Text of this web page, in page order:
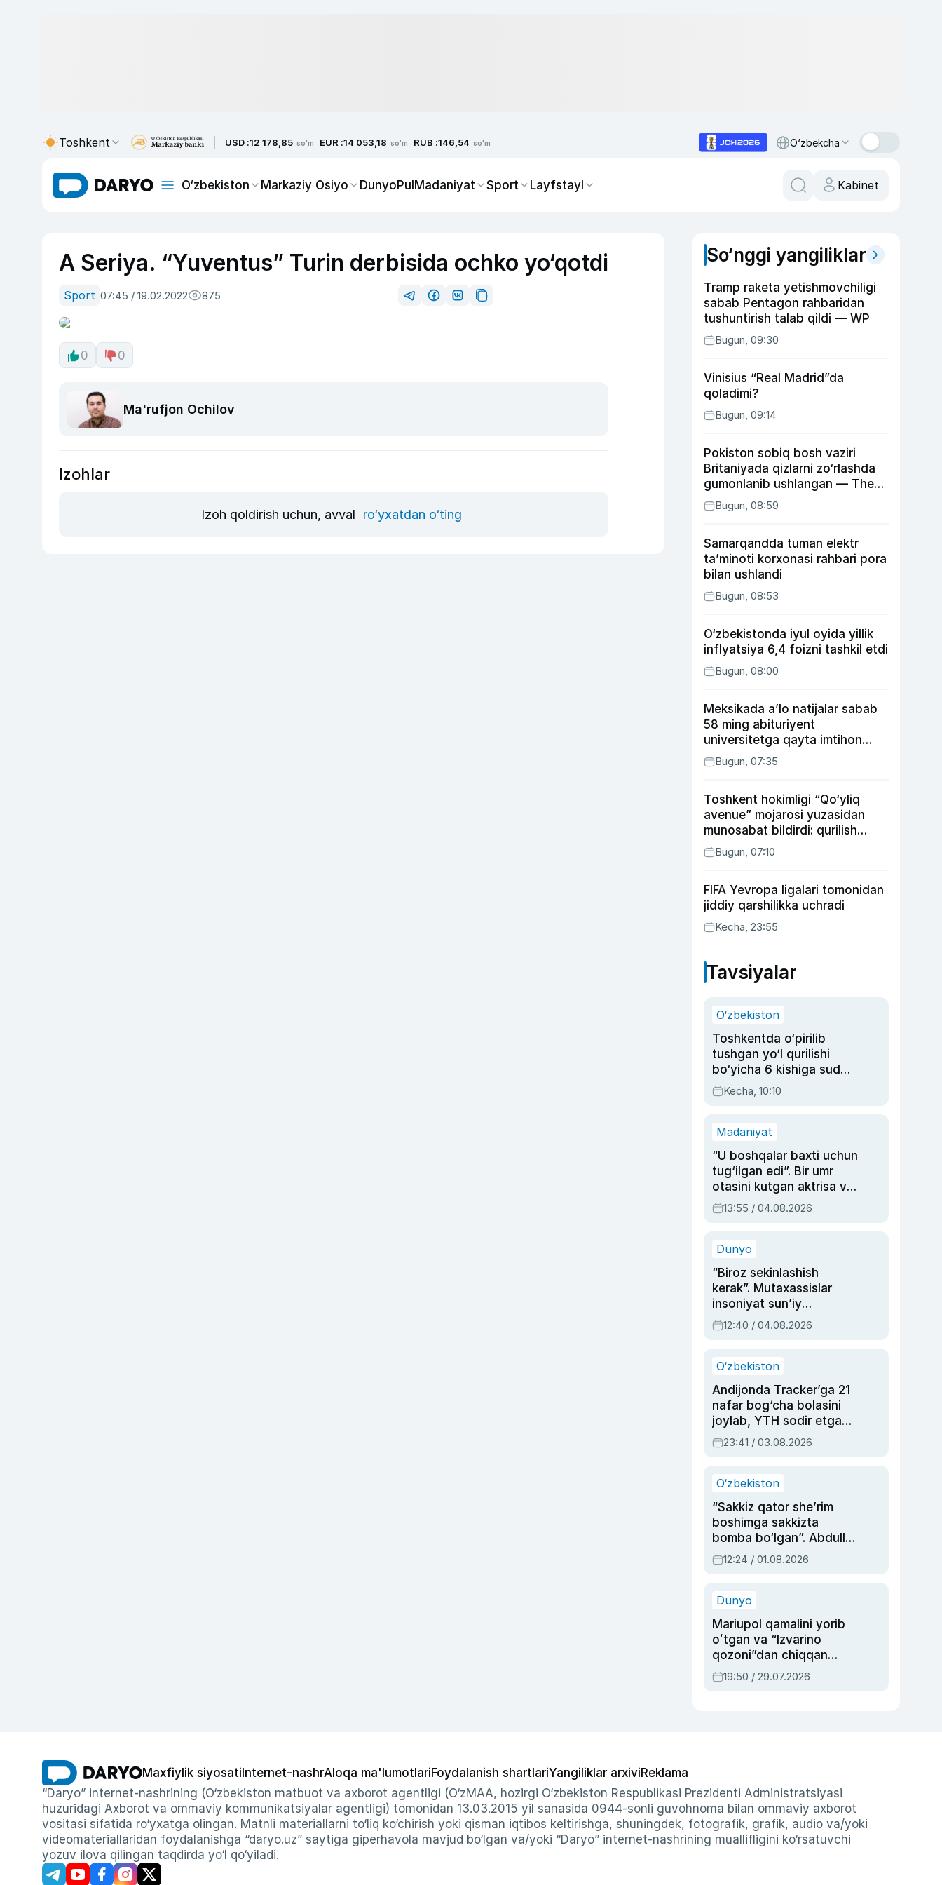
Toshkent USD :12 178,85 so'm EUR :14 053,18 so'm RUB :146,54 so'm O‘zbekcha
O‘zbekiston Markaziy Osiyo DunyoPulMadaniyat Sport Layfstayl Kabinet
A Seriya. “Yuventus” Turin derbisida ochko yo‘qotdi
Sport 07:45 / 19.02.2022 875
0 0
Ma'rufjon Ochilov
Izohlar
Izoh qoldirish uchun, avval ro‘yxatdan o‘ting
So‘nggi yangiliklar
Tramp raketa yetishmovchiligi
sabab Pentagon rahbaridan
tushuntirish talab qildi — WP
Bugun, 09:30
Vinisius “Real Madrid”da
qoladimi?
Bugun, 09:14
Pokiston sobiq bosh vaziri
Britaniyada qizlarni zo‘rlashda
gumonlanib ushlangan — The
Guardian
Bugun, 08:59
Samarqandda tuman elektr
ta’minoti korxonasi rahbari pora
bilan ushlandi
Bugun, 08:53
O‘zbekistonda iyul oyida yillik
inflyatsiya 6,4 foizni tashkil etdi
Bugun, 08:00
Meksikada a’lo natijalar sabab
58 ming abituriyent
universitetga qayta imtihon
topshiradi
Bugun, 07:35
Toshkent hokimligi “Qo‘yliq
avenue” mojarosi yuzasidan
munosabat bildirdi: qurilish
ishlarining 53 foizi yakunlangan
Bugun, 07:10
FIFA Yevropa ligalari tomonidan
jiddiy qarshilikka uchradi
Kecha, 23:55
Tavsiyalar
O‘zbekiston
Toshkentda o‘pirilib
tushgan yo‘l qurilishi
bo‘yicha 6 kishiga sud
hukmi o‘qildi
Kecha, 10:10
Madaniyat
“U boshqalar baxti uchun
tug‘ilgan edi”. Bir umr
otasini kutgan aktrisa va
dublyaj ustasi Rimma
Ahmedovaning
13:55 / 04.08.2026
Dunyo
“Biroz sekinlashish
kerak”. Mutaxassislar
insoniyat sun’iy
intellektni boshqara
olmay qolishidan xavotir
12:40 / 04.08.2026
O‘zbekiston
Andijonda Tracker’ga 21
nafar bog‘cha bolasini
joylab, YTH sodir etgan
ayolga sud hukmi o‘qildi
23:41 / 03.08.2026
O‘zbekiston
“Sakkiz qator she’rim
boshimga sakkizta
bomba bo‘lgan”. Abdulla
Oripovni siyosiy
ayblovlardan asrab
12:24 / 01.08.2026
Dunyo
Mariupol qamalini yorib
oʻtgan va “Izvarino
qozoni”dan chiqqan
qahramon — Ukraina
armiyasi bosh
19:50 / 29.07.2026
Maxfiylik siyosati Internet-nashrAloqa ma'lumotlariFoydalanish shartlariYangiliklar arxiviReklama
“Daryo” internet-nashrining (O‘zbekiston matbuot va axborot agentligi (O‘zMAA, hozirgi O‘zbekiston Respublikasi Prezidenti Administratsiyasi
huzuridagi Axborot va ommaviy kommunikatsiyalar agentligi) tomonidan 13.03.2015 yil sanasida 0944-sonli guvohnoma bilan ommaviy axborot
vositasi sifatida ro‘yxatga olingan. Matnli materiallarni to‘liq ko‘chirish yoki qisman iqtibos keltirishga, shuningdek, fotografik, grafik, audio va/yoki
videomateriallaridan foydalanishga “daryo.uz” saytiga giperhavola mavjud bo‘lgan va/yoki “Daryo” internet-nashrining muallifligini ko‘rsatuvchi
yozuv ilova qilingan taqdirda yo‘l qo‘yiladi.